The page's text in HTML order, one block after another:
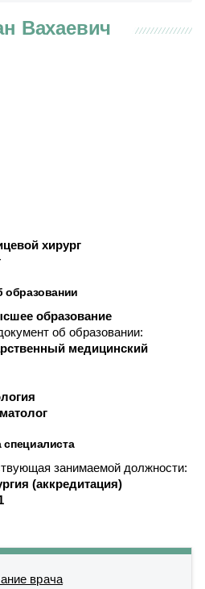
Вахаевич
хирург
образовании
образование
об образовании:
медицинский
занимаемой должности:
(аккредитация)
врача